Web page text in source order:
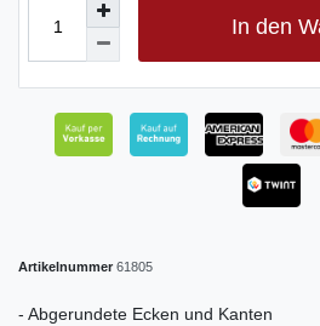
In den
Artikelnummer 61805
- Abgerundete Ecken und Kanten